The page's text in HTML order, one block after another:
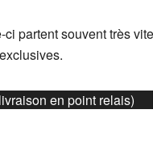
partent souvent très
en point relais)